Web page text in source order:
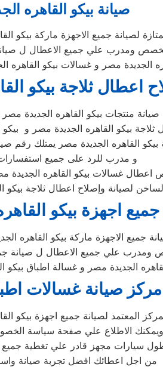
صيانة بيكو القاهره
لصيانة جميع الاجهزة ماركة بيكو
ومدرب علي جميع الاعطال ل صيانة
الجديدة مصر و غسالات بيكو القاهره
اعطال ثلاجة بيكو
منتجات بيكو القاهره
بيكو القاهره الجديدة مصر و بيكو
بيكو القاهره الجديدة مصر يمتلك
و مدرب للرد على جميع استفسارات
غسالات بيكو القاهره الجديدة
لصيانة وإصلاح اعطال ثلاجة بيكو
اجهزة بيكو
جميع الاجهزة ماركة بيكو القاهره
علي جميع الاعطال ل صيانة
الجديدة مصر و غسالة اطباق بيكو
صيانة غسالات
المعتمد لصيانة جميع اجهزة بيكو
سيارات مجهز قادر علي تغطية
من اجل اعطائك افضل تجربة صيانة